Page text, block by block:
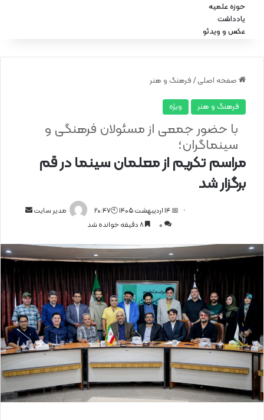
حوزه علمیه
یادداشت
عکس و ویدئو
صفحه اصلی / فرهنگ و هنر
فرهنگ و هنر ویژه
مراسم تکریم از معلمان سینما در قم
برگزار شد
با حضور جمعی از مسئولان فرهنگی و
سینماگران؛
مدیر سایت
ا
ی
م
ی
ل
📅 14 اردیبهشت 1405 🕙20:47
0